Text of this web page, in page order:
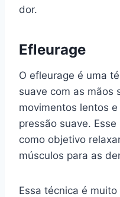
dor.
Efleurage
O efleurage é uma
suave com as mãos
movimentos lentos
pressão suave.
como objetivo
músculos para as
Essa técnica é